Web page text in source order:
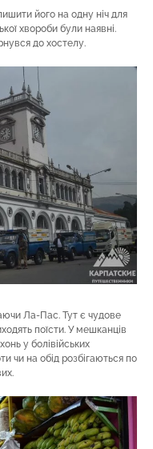
його на одну ніч для
хвороби були наявні.
до хостелу.
Ла-Пас. Тут є чудове
поїсти. У мешканців
у болівійських
чи на обід розбігаються по